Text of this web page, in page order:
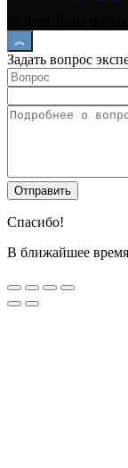
Задать вопрос
Спасибо!
В ближайшее